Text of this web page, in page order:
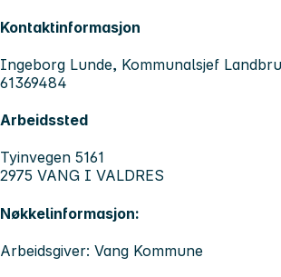
Kontaktinformasjon
Ingeborg Lunde, Kommunalsjef
61369484
Arbeidssted
Tyinvegen 5161
2975 VANG I VALDRES
Nøkkelinformasjon:
Arbeidsgiver: Vang Kommune